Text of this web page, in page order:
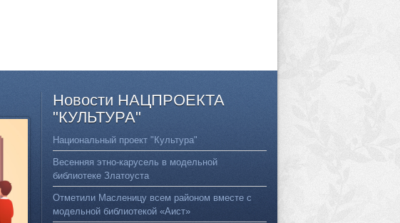
Новости НАЦПРОЕКТА
"КУЛЬТУРА"
Национальный проект "Культура"
Весенняя этно-карусель в модельной
библиотеке Златоуста
Отметили Масленицу всем районом вместе с
модельной библиотекой «Аист»